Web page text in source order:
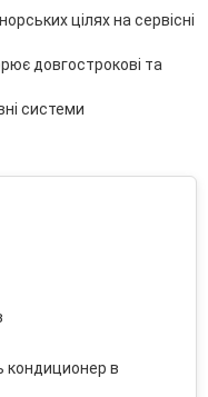
цілях на сервісні
довгострокові та
системи
кондиционер в